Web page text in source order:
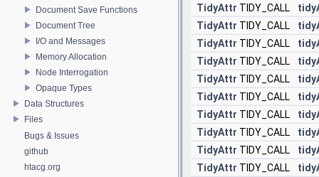
Document Save Functions
Document Tree
I/O and Messages
Memory Allocation
Node Interrogation
Opaque Types
Data Structures
Files
Bugs & Issues
github
htacg.org
TidyAttr TIDY_CALL
TidyAttr TIDY_CALL
TidyAttr TIDY_CALL
TidyAttr TIDY_CALL
TidyAttr TIDY_CALL
TidyAttr TIDY_CALL
TidyAttr TIDY_CALL
TidyAttr TIDY_CALL
TidyAttr TIDY_CALL
TidyAttr TIDY_CALL